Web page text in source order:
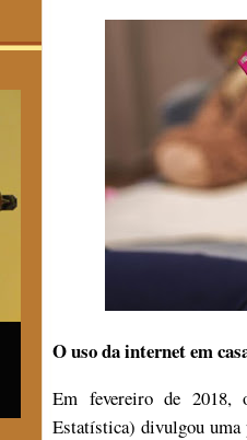
O uso da internet em
Em fevereiro de
Estatística) divulgou uma